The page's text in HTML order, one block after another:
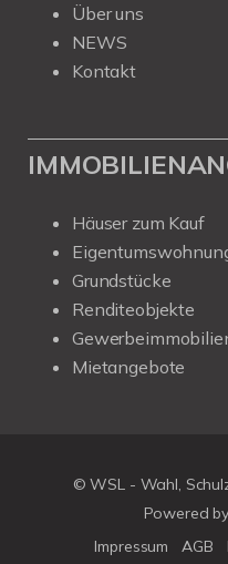
Über uns
NEWS
Kontakt
Häuser zum Kauf
Grundstücke
Renditeobjekte
Mietangebote
© WSL - Wahl,
Powered
Impressum
AGB